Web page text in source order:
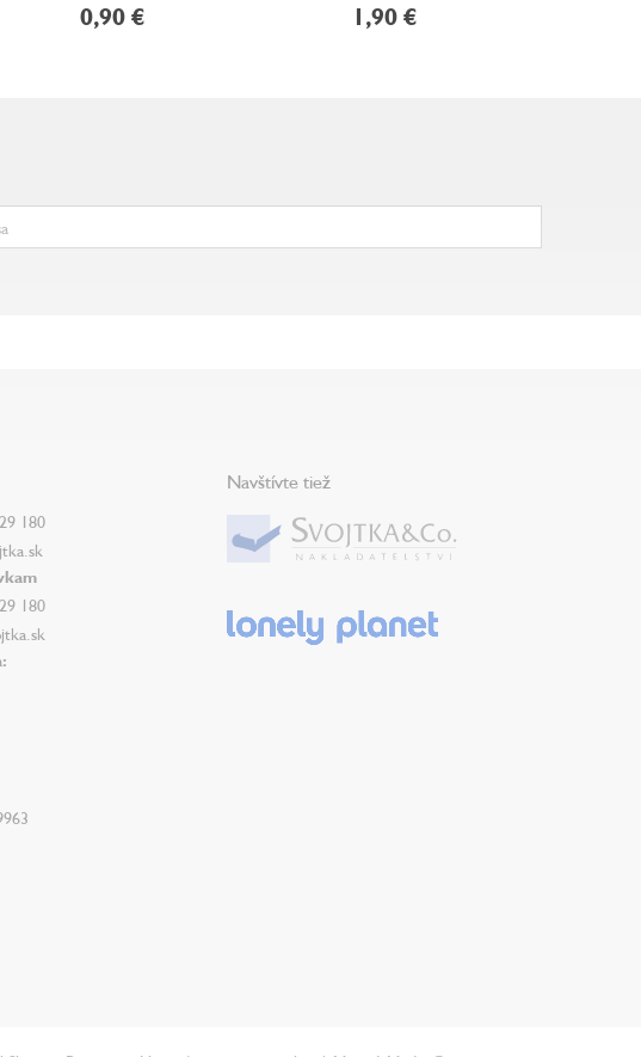
0,90 €
1,90 €
180
180
Navštívte tiež